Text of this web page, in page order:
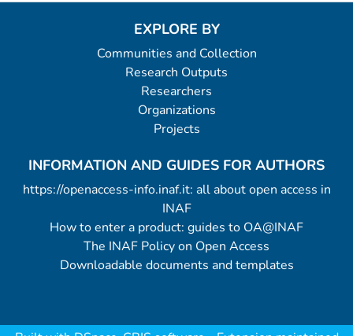
EXPLORE BY
Communities and Collection
Research Outputs
Researchers
Organizations
Projects
INFORMATION AND GUIDES FOR AUTHORS
https://openaccess-info.inaf.it: all about open access in
INAF
How to enter a product: guides to OA@INAF
The INAF Policy on Open Access
Downloadable documents and templates